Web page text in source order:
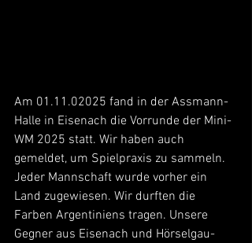
Am 01.11.02025 fand in der Assmann-
Halle in Eisenach die Vorrunde der Mini-
WM 2025 statt. Wir haben auch
gemeldet, um Spielpraxis zu sammeln.
Jeder Mannschaft wurde vorher ein
Land zugewiesen. Wir durften die
Farben Argentiniens tragen. Unsere
Gegner aus Eisenach und Hörselgau-